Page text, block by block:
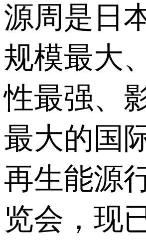
源周是日
规模最大
性最强、
最大的国
再生能源
览会，现